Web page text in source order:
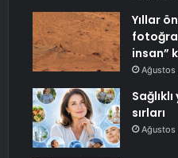
Yıllar
insan”
Ağustos
sırları
Ağustos